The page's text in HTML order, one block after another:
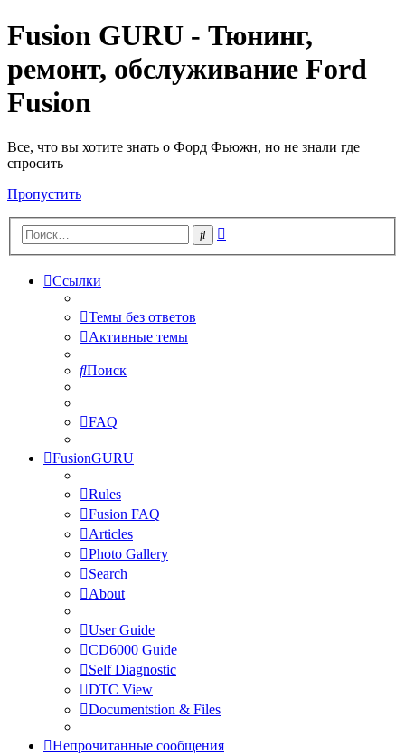
Fusion GURU - Тюнинг,
ремонт, обслуживание Ford
Fusion
Все, что вы хотите знать о Форд Фьюжн, но не знали где
спросить
Пропустить
Поиск
Ссылки
Темы без ответов
Активные темы
Поиск
FAQ
FusionGURU
Rules
Fusion FAQ
Articles
Photo Gallery
Search
About
User Guide
CD6000 Guide
Self Diagnostic
DTC View
Documentstion & Files
Непрочитанные сообщения